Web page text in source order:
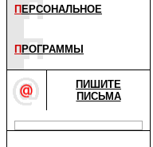
П ЕРСОНАЛЬНОЕ
П РОГРАММЫ
ПИШИТЕ
ПИСЬМА